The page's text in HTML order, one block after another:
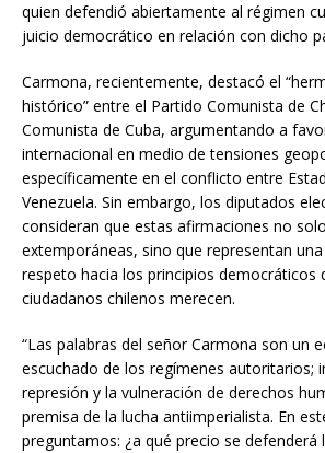
quien defendió abiertamente al régimen
juicio democrático en relación con dicho
Carmona, recientemente, destacó el
histórico” entre el Partido Comunista de
Comunista de Cuba, argumentando a
internacional en medio de tensiones
específicamente en el conflicto entre
Venezuela. Sin embargo, los diputados
consideran que estas afirmaciones no
extemporáneas, sino que representan
respeto hacia los principios democráticos
ciudadanos chilenos merecen.
“Las palabras del señor Carmona son un
escuchado de los regímenes autoritarios;
represión y la vulneración de derechos
premisa de la lucha antiimperialista. En
preguntamos: ¿a qué precio se defenderá